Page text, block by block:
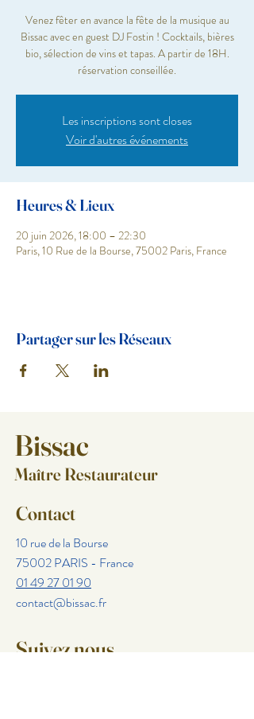
Venez fêter en avance la fête de la musique au
Bissac avec en guest DJ Fostin ! Cocktails, bières
bio, sélection de vins et tapas. A partir de 18H.
réservation conseillée.
Les inscriptions sont closes
Voir d'autres événements
Heures & Lieux
20 juin 2026, 18:00 – 22:30
Paris, 10 Rue de la Bourse, 75002 Paris, France
Partager sur les Réseaux
Bissac
Maître Restaurateur
Contact
10 rue de la Bourse
75002 PARIS - France
01 49 27 01 90
contact@bissac.fr
Suivez nous